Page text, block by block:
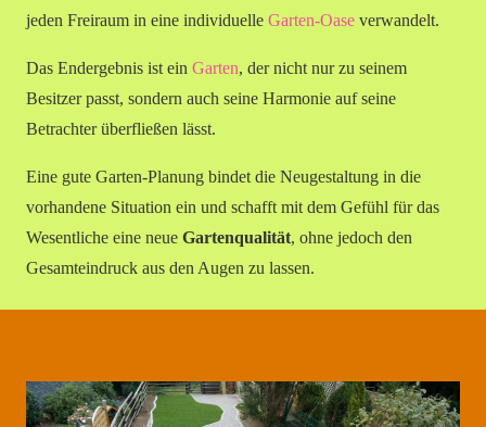
jeden Freiraum in eine individuelle Garten-Oase verwandelt.
Das Endergebnis ist ein Garten, der nicht nur zu seinem
Besitzer passt, sondern auch seine Harmonie auf seine
Betrachter überfließen lässt.
Eine gute Garten-Planung bindet die Neugestaltung in die
vorhandene Situation ein und schafft mit dem Gefühl für das
Wesentliche eine neue Gartenqualität, ohne jedoch den
Gesamteindruck aus den Augen zu lassen.